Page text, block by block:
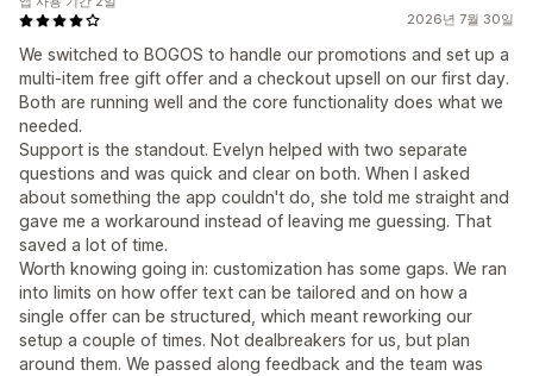
2026년 7월 30일
We switched to BOGOS to handle our promotions and set up a
multi-item free gift offer and a checkout upsell on our first day.
Both are running well and the core functionality does what we
needed.
Support is the standout. Evelyn helped with two separate
questions and was quick and clear on both. When I asked
about something the app couldn't do, she told me straight and
gave me a workaround instead of leaving me guessing. That
saved a lot of time.
Worth knowing going in: customization has some gaps. We ran
into limits on how offer text can be tailored and on how a
single offer can be structured, which meant reworking our
setup a couple of times. Not dealbreakers for us, but plan
around them. We passed along feedback and the team was